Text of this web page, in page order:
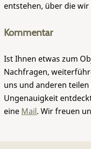
entstehen, über die
Kommentar
Ist Ihnen etwas zum
Nachfragen,
uns und anderen
Ungenauigkeit
eine Mail. Wir freuen